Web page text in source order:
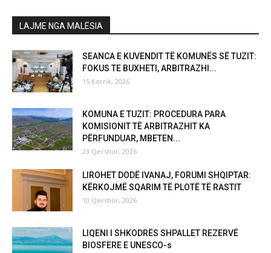
LAJME NGA MALËSIA
SEANCA E KUVENDIT TË KOMUNËS SË TUZIT:
FOKUS TE BUXHETI, ARBITRAZHI...
15 Korrik, 2026
KOMUNA E TUZIT: PROCEDURA PARA
KOMISIONIT TË ARBITRAZHIT KA
PËRFUNDUAR, MBETEN...
23 Qershor, 2026
LIROHET DODË IVANAJ, FORUMI SHQIPTAR:
KËRKOJMË SQARIM TË PLOTË TË RASTIT
10 Qershor, 2026
LIQENI I SHKODRËS SHPALLET REZERVË
BIOSFERE E UNESCO-s